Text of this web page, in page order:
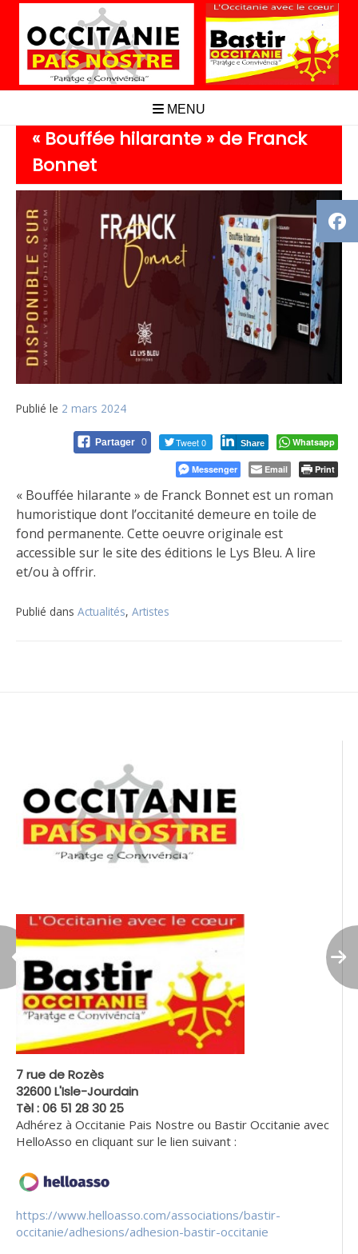
Aller
contenu
MENU
« Bouffée hilarante » de Franck
Bonnet
Publié le 2 mars 2024
Partager 0 Tweet 0 Share Whatsapp
Messenger Email Print
« Bouffée hilarante » de Franck Bonnet est un roman
humoristique dont l’occitanité demeure en toile de
fond permanente. Cette oeuvre originale est
accessible sur le site des éditions le Lys Bleu. A lire
et/ou à offrir.
Publié dans Actualités, Artistes
7 rue de Rozès
32600 L'Isle-Jourdain
Tèl : 06 51 28 30 25
Adhérez à Occitanie Pais Nostre ou Bastir Occitanie avec
HelloAsso en cliquant sur le lien suivant :
https://www.helloasso.com/associations/bastir-
occitanie/adhesions/adhesion-bastir-occitanie